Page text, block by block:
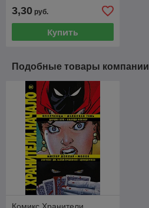
3,30 руб.
Купить
Подобные товары компании